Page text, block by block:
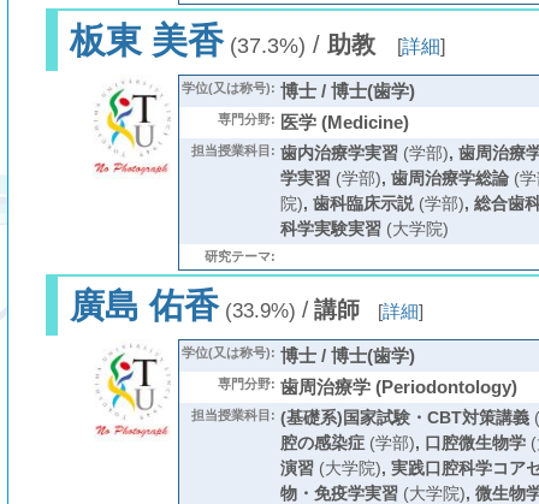
板東 美香(37.3%) / 助教 [詳細]
学位(又は称号): 博士 / 博士(歯学)
専門分野: 医学 (Medicine)
担当授業科目: 歯内治療学実習(学部), 歯周治療
学実習(学部), 歯周治療学総論(学
院), 歯科臨床示説(学部), 総合歯
科学実験実習(大学院)
研究テーマ:
廣島 佑香(33.9%) /講師 [詳細]
学位(又は称号): 博士 / 博士(歯学)
専門分野: 歯周治療学 (Periodontology)
担当授業科目: (基礎系)国家試験・CBT対策講義(
腔の感染症(学部), 口腔微生物学(
演習(大学院), 実践口腔科学コア
物・免疫学実習(大学院), 微生物